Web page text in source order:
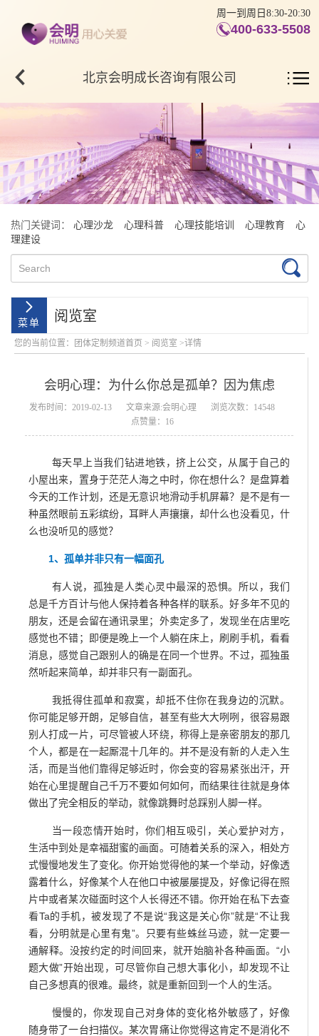
周一到周日8:30-20:30
400-633-5508
北京会明成长咨询有限公司
热门关键词： 心理沙龙 心理科普 心理技能培训 心理教育
心
理建设
阅览室
您的当前位置： 团体定制频道首页 > 阅览室 >详情
会明心理：为什么你总是孤单？因为焦虑
发布时间：2019-02-13 文章来源:会明心理
浏览次数：14548
点赞量：16
每天早上当我们钻进地铁，挤上公交，从属于自己的
小屋出来，置身于茫茫人海之中时，你在想什么？是盘算着
今天的工作计划，还是无意识地滑动手机屏幕？是不是有一
种虽然眼前五彩缤纷，耳畔人声攘攘，却什么也没看见，什
么也没听见的感觉？
1、孤单并非只有一幅面孔
有人说，孤独是人类心灵中最深的恐惧。所以，我们
总是千方百计与他人保持着各种各样的联系。好多年不见的
朋友，还是会留在通讯录里；外卖定多了，发现坐在店里吃
感觉也不错；即便是晚上一个人躺在床上，刷刷手机，看看
消息，感觉自己跟别人的确是在同一个世界。不过，孤独虽
然听起来简单，却并非只有一副面孔。
我抵得住孤单和寂寞，却抵不住你在我身边的沉默。
你可能足够开朗，足够自信，甚至有些大大咧咧，很容易跟
别人打成一片，可尽管被人环绕，称得上是亲密朋友的那几
个人，都是在一起厮混十几年的。并不是没有新的人走入生
活，而是当他们靠得足够近时，你会变的容易紧张出汗，开
始在心里提醒自己千万不要如何如何，而结果往往就是身体
做出了完全相反的举动，就像跳舞时总踩别人脚一样。
当一段恋情开始时，你们相互吸引，关心爱护对方，
生活中到处是幸福甜蜜的画面。可随着关系的深入，相处方
式慢慢地发生了变化。你开始觉得他的某一个举动，好像透
露着什么，好像某个人在他口中被屡屡提及，好像记得在照
片中或者某次碰面时这个人长得还不错。你开始在私下去查
看Ta的手机，被发现了不是说“我这是关心你”就是“不让我
看，分明就是心里有鬼”。只要有些蛛丝马迹，就一定要一
通解释。没按约定的时间回来，就开始脑补各种画面。“小
题大做”开始出现，可尽管你自己想大事化小，却发现不让
自己多想真的很难。最终，就是重新回到一个人的生活。
慢慢的，你发现自己对身体的变化格外敏感了，好像
随身带了一台扫描仪。某次胃痛让你觉得这肯定不是消化不
明大事记 会明优势